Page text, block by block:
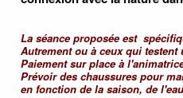
La séance proposée est
Autrement ou à ceux qui testent
Paiement sur place à
Prévoir des chaussures pour
en fonction de la saison, de